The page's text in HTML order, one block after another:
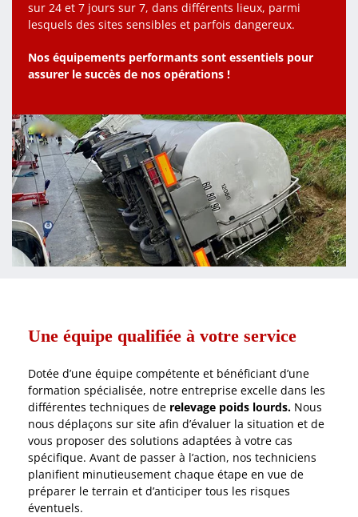
sur 24 et 7 jours sur 7, dans différents lieux, parmi
lesquels des sites sensibles et parfois dangereux.
Nos équipements performants sont essentiels pour
assurer le succès de nos opérations !
Une équipe qualifiée à votre service
Dotée d’une équipe compétente et bénéficiant d’une
formation spécialisée, notre entreprise excelle dans les
différentes techniques de relevage poids lourds. Nous
nous déplaçons sur site afin d’évaluer la situation et de
vous proposer des solutions adaptées à votre cas
spécifique. Avant de passer à l’action, nos techniciens
planifient minutieusement chaque étape en vue de
préparer le terrain et d’anticiper tous les risques
éventuels.